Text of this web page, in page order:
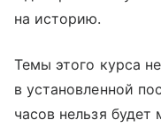
на историю.
Темы этого курса
в установленной
часов нельзя будет